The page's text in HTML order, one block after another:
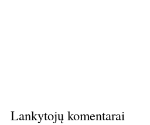
Lankytojų komentarai